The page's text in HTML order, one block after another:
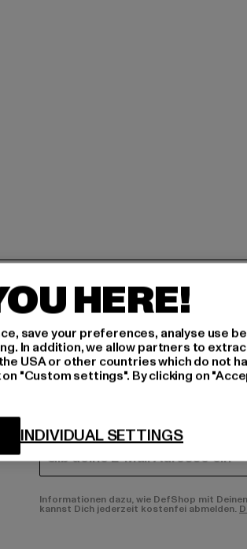
An welchen Produkten bist du
E-MAIL
Informationen dazu, wie DefShop mit
kannst Dich jederzeit kostenfei abmelden.
HERE!
save your preferences, analyse use
In addition, we allow partners to
USA or other countries which do not
"Custom settings". By clicking on
INDIVIDUAL SETTINGS